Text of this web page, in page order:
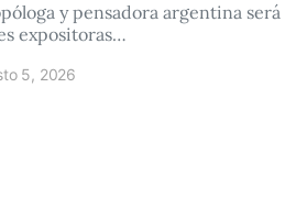
y pensadora argentina será
expositoras…
5, 2026